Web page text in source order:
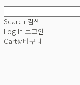
Search 검색
Log In 로그인
Cart장바구니